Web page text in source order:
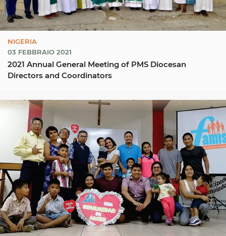
NIGERIA
03 FEBBRAIO 2021
2021 Annual General Meeting of PMS Diocesan
Directors and Coordinators